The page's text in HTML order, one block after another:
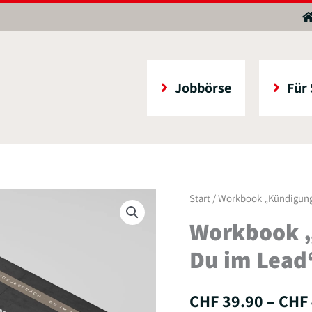
Jobbörse Für
Start / Workbook
Workbook
Du im
CHF39.90 – CHF
Workbook
–
Du
Lead“